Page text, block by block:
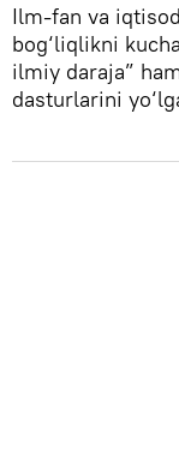
Ilm-fan va
bog‘liqlikni
ilmiy daraja”
dasturlarini